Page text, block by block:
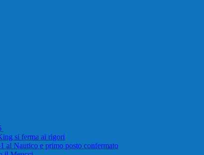
si ferma ai rigori
al Nautico e primo posto confermato